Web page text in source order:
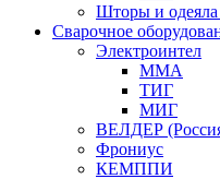
Шторы и одеяла
Сварочное
Электроинтел
ММА
ТИГ
МИГ
ВЕЛДЕР
Фрониус
КЕМППИ